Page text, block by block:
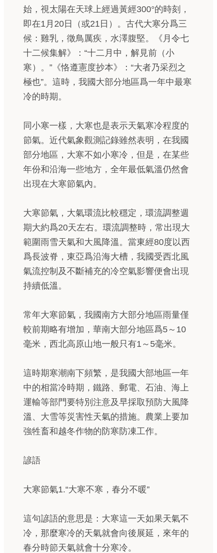
始，視太陽在天球上經過黃經300°的時刻，
即在1月20日（或21日）。古代大寒分爲三
候：雞乳，徵鳥厲疾，水澤腹堅。《月令七
十二候集解》：“十二月中，解見前（小
寒）。”《恪遵憲度抄本》：“大者乃采烈之
極也”。這時，我國大部分地區爲一年中最寒
冷的時期。
同小寒一樣，大寒也是表示天氣寒冷程度的
節氣。近代氣象觀測記錄雖然表明，在我國
部分地區，大寒不如小寒冷，但是，在某些
年份和沿海一些地方，全年最低氣溫仍然會
出現在大寒節氣內。
大寒節氣，大氣環流比較穩定，環流調整週
期大約爲20天左右。環流調整時，常出現大
範圍雨雪天氣和大風降溫。當東經80度以西
爲長波脊，東亞爲沿海大槽，我國受西北風
氣流控制及不斷補充的冷空氣影響便會出現
持續低溫。
常年大寒節氣，我國南方大部分地區雨量僅
較前期略有增加，華南大部分地區爲5～10
毫米，西北高原山地一般只有1～5毫米。
這時期寒潮南下頻繁，是我國大部地區一年
中的相當冷時期，鐵路、郵電、石油、海上
運輸等部門要特別注意及早採取預防大風降
溫、大雪等災害性天氣的措施。農業上要加
強牲畜和越冬作物的防寒防凍工作。
諺語
大寒節氣1.“大寒不寒，春分不暖”
這句諺語的意思是：大寒這一天如果天氣不
冷，那麼寒冷的天氣就會向後展延，來年的
春分時節天氣就會十分寒冷。